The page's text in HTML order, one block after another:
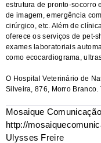
estrutura de pronto-socorro
de imagem, emergência
cirúrgico, etc. Além de
oferece os serviços de pet-
exames laboratoriais
como ecocardiograma,
O Hospital Veterinário de
Silveira, 876, Morro Branco.
Mosaique Comunicação
http://
Ulysses Freire